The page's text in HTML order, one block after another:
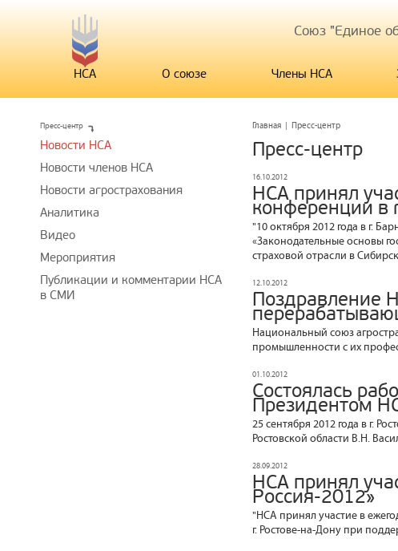
Союз "Единое
НСА О союзе Члены НСА
Главная | Пресс-центр
Пресс-центр
16.10.2012
НСА принял
конференции в
"10 октября 2012 года в г.
«Законодательные основы
страховой отрасли в
12.10.2012
Поздравление
Национальный союз
промышленности с их
01.10.2012
Состоялась
Президентом
25 сентября 2012 года в г.
Ростовской области В.Н.
28.09.2012
НСА принял
Россия-2012»
"НСА принял участие в
г. Ростове-на-Дону при
Пресс-центр
Новости НСА
Новости членов НСА
Новости агрострахования
Аналитика
Видео
Мероприятия
Публикации и комментарии НСА
в СМИ